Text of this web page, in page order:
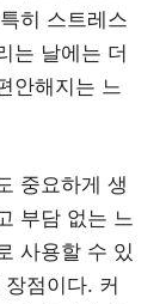
히 스트레스
는 날에는 더
안해지는 느
중요하게 생
부담 없는 느
사용할 수 있
점이다. 커